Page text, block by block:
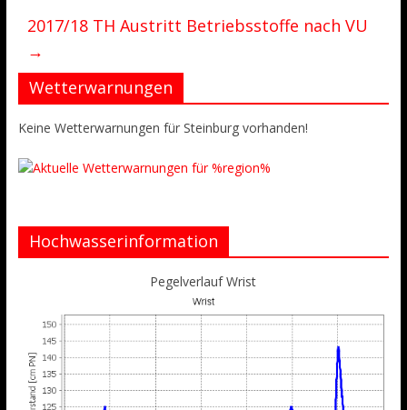
2017/18 TH Austritt Betriebsstoffe nach VU
→
Wetterwarnungen
Keine Wetterwarnungen für Steinburg vorhanden!
Hochwasserinformation
Pegelverlauf Wrist